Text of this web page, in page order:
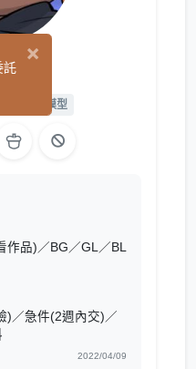
L2D 模型
品)／BG／GL／BL
)／急件(2週內交)／
2022/04/09
×
託